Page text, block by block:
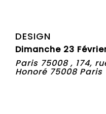
DESIGN
Dimanche 23
Paris 75008 , 174,
Honoré 75008 Paris